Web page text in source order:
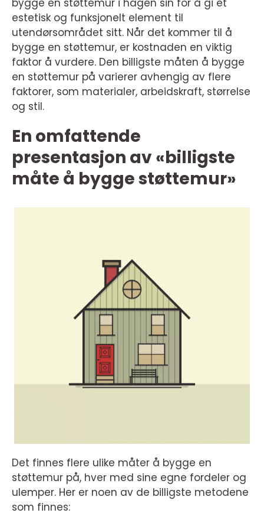
bygge en støttemur i hagen sin for å gi et
estetisk og funksjonelt element til
utendørsområdet sitt. Når det kommer til å
bygge en støttemur, er kostnaden en viktig
faktor å vurdere. Den billigste måten å bygge
en støttemur på varierer avhengig av flere
faktorer, som materialer, arbeidskraft, størrelse
og stil.
En omfattende
presentasjon av «billigste
måte å bygge støttemur»
Det finnes flere ulike måter å bygge en
støttemur på, hver med sine egne fordeler og
ulemper. Her er noen av de billigste metodene
som finnes: